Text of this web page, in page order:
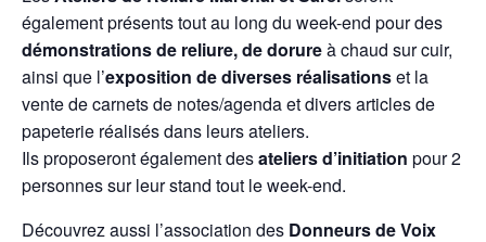
également présents tout au long du week-end pour des
démonstrations de reliure, de dorureà chaud sur cuir,
ainsi que l’exposition de diverses réalisationset la
vente de carnets de notes/agenda et divers articles de
papeterie réalisés dans leurs ateliers.
Ils proposeront également desateliers d’initiation pour 2
personnes sur leur stand tout le week-end.
Découvrez aussi l’association des Donneurs de Voix